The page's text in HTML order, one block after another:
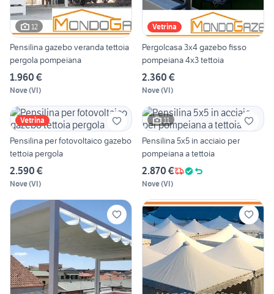
12
Pensilina gazebo veranda tettoia
pergola pompeiana
1.960 €
Nove(VI)
Vetrina
Pergolcasa 3x4 gazebo fisso
pompeiana 4x3 tettoia
2.360 €
Nove(VI)
Vetrina
Pensilina per fotovoltaico gazebo
tettoia pergola
2.590 €
Nove(VI)
11
Pensilina 5x5 in acciaio per
pompeiana a tettoia
2.870 €
Nove(VI)